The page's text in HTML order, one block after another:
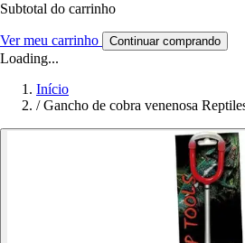
Subtotal do carrinho
Ver meu carrinho Continuar comprando
Loading...
Início
/ Gancho de cobra venenosa